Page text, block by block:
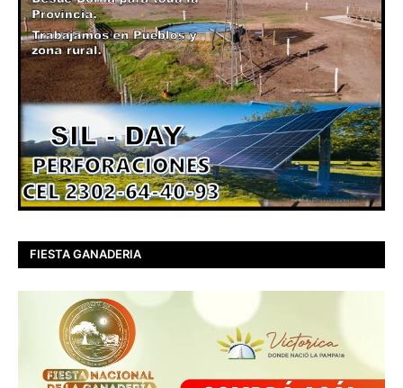
FIESTA GANADERIA